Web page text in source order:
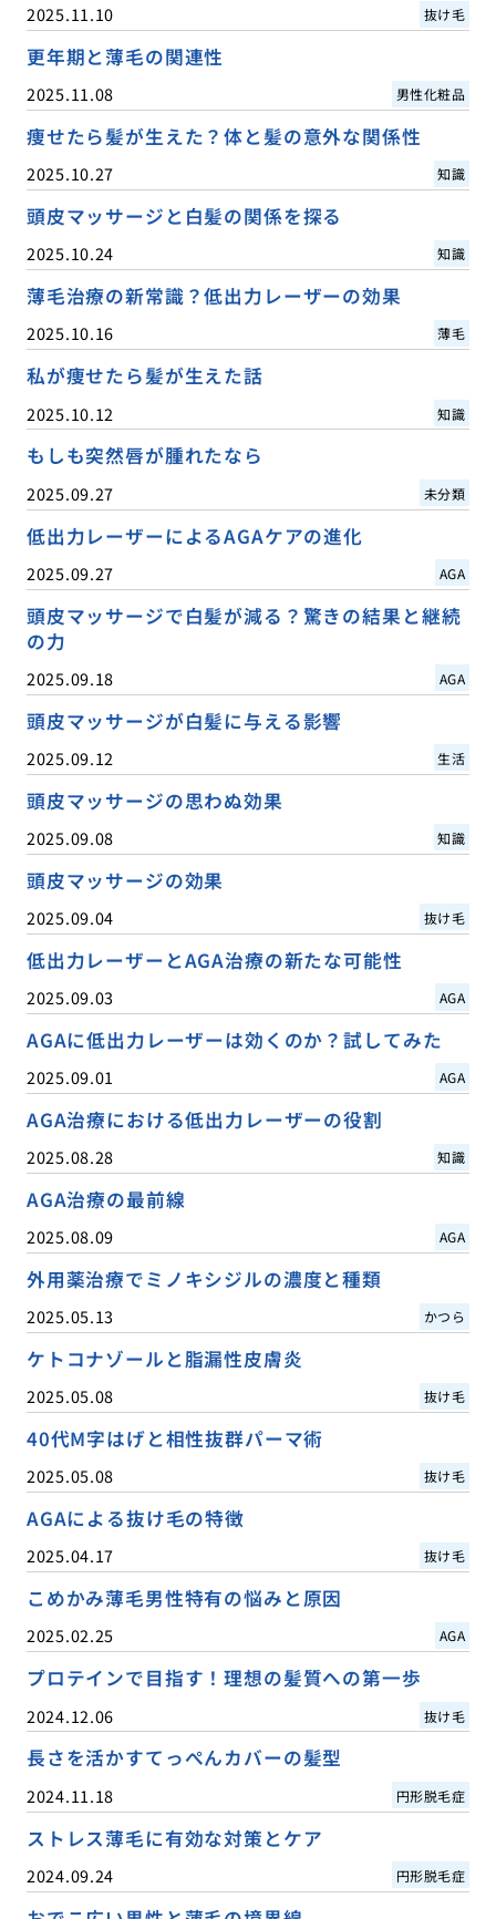
2025.11.10 抜け毛
更年期と薄毛の関連性
2025.11.08 男性化粧品
痩せたら髪が生えた？体と髪の意外な関係性
2025.10.27 知識
頭皮マッサージと白髪の関係を探る
2025.10.24 知識
薄毛治療の新常識？低出力レーザーの効果
2025.10.16 薄毛
私が痩せたら髪が生えた話
2025.10.12 知識
もしも突然唇が腫れたなら
2025.09.27 未分類
低出力レーザーによるAGAケアの進化
2025.09.27 AGA
頭皮マッサージで白髪が減る？驚きの結果と継続
の力
2025.09.18 AGA
頭皮マッサージが白髪に与える影響
2025.09.12 生活
頭皮マッサージの思わぬ効果
2025.09.08 知識
頭皮マッサージの効果
2025.09.04 抜け毛
低出力レーザーとAGA治療の新たな可能性
2025.09.03 AGA
AGAに低出力レーザーは効くのか？試してみた
2025.09.01 AGA
AGA治療における低出力レーザーの役割
2025.08.28 知識
AGA治療の最前線
2025.08.09 AGA
外用薬治療でミノキシジルの濃度と種類
2025.05.13 かつら
ケトコナゾールと脂漏性皮膚炎
2025.05.08 抜け毛
40代M字はげと相性抜群パーマ術
2025.05.08 抜け毛
AGAによる抜け毛の特徴
2025.04.17 抜け毛
こめかみ薄毛男性特有の悩みと原因
2025.02.25 AGA
プロテインで目指す！理想の髪質への第一歩
2024.12.06 抜け毛
長さを活かすてっぺんカバーの髪型
2024.11.18 円形脱毛症
ストレス薄毛に有効な対策とケア
2024.09.24 円形脱毛症